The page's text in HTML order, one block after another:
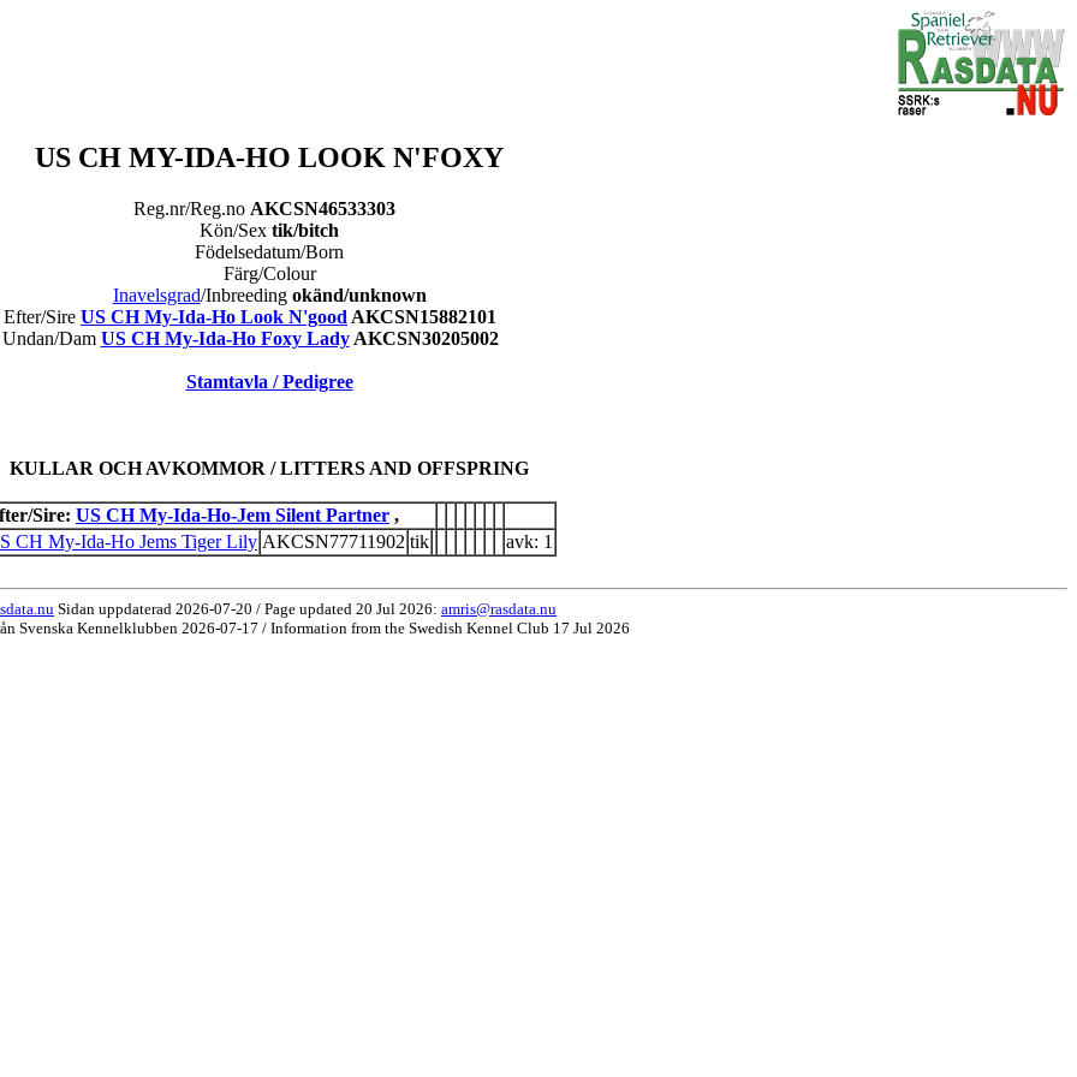
US CH MY-IDA-HO LOOK N'FOXY
Reg.nr/Reg.no AKCSN46533303
Kön/Sex tik/bitch
Födelsedatum/Born
Färg/Colour
Inavelsgrad/Inbreeding okänd/unknown
Efter/Sire US CH My-Ida-Ho Look N'good AKCSN15882101
Undan/Dam US CH My-Ida-Ho Foxy LadyAKCSN30205002
Stamtavla / Pedigree
KULLAR OCH AVKOMMOR / LITTERS AND OFFSPRING
Sire: US CH My-Ida-Ho-Jem Silent Partner ,
CH My-Ida-Ho Jems Tiger Lily AKCSN77711902 tik avk: 1
Sidan uppdaterad 2026-07-20 / Page updated 20 Jul 2026: amris@rasdata.nu
Svenska Kennelklubben 2026-07-17 / Information from the Swedish Kennel Club 17 Jul 2026